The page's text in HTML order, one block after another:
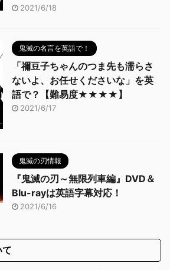
2021/6/18
鬼滅の名言を英語で！
「禰豆子ちゃんのつま先も濡らさ
ないよ、お任せくださいな」を英
語で？【難易度★★★★】
2021/6/17
鬼滅の刃情報
『鬼滅の刃～無限列車編』DVD＆
Blu-rayは英語字幕対応！
2021/6/16